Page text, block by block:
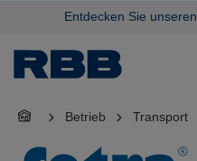
springenEntdecken Sie
Betrieb Transport